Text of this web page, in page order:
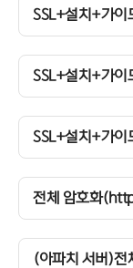
SSL+설치+가
SSL+설치+가
SSL+설치+가